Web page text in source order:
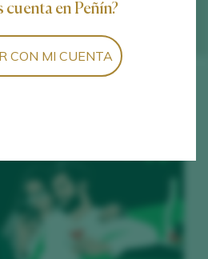
cuenta en Peñín?
CON MI CUENTA